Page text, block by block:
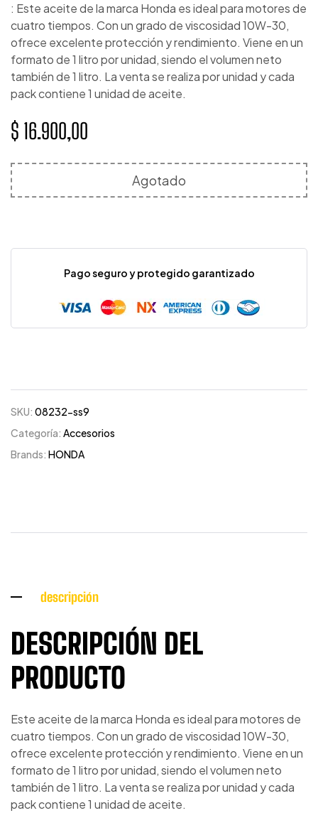
: Este aceite de la marca Honda es ideal para motores de
cuatro tiempos. Con un grado de viscosidad 10W-30,
ofrece excelente protección y rendimiento. Viene en un
formato de 1 litro por unidad, siendo el volumen neto
también de 1 litro. La venta se realiza por unidad y cada
pack contiene 1 unidad de aceite.
$ 16.900,00
Agotado
Pago seguro y protegido garantizado
SKU: 08232-ss9
Categoría: Accesorios
Brands: HONDA
descripción
DESCRIPCIÓN DEL
PRODUCTO
Este aceite de la marca Honda es ideal para motores de
cuatro tiempos. Con un grado de viscosidad 10W-30,
ofrece excelente protección y rendimiento. Viene en un
formato de 1 litro por unidad, siendo el volumen neto
también de 1 litro. La venta se realiza por unidad y cada
pack contiene 1 unidad de aceite.